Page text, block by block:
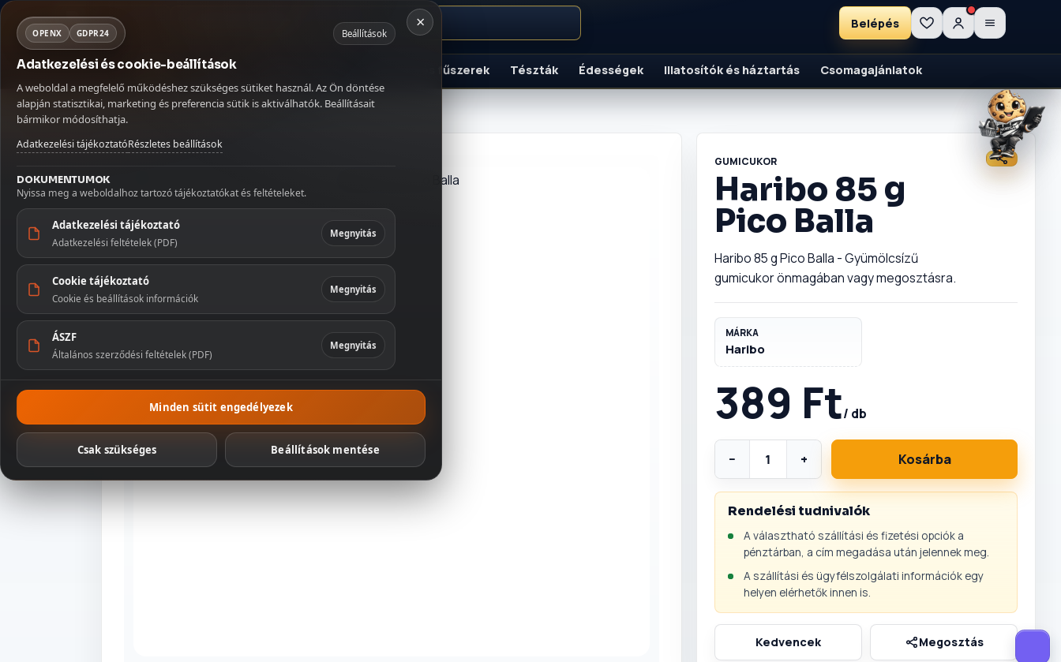
Belépés
Kávé Szörpök Szószok és fűszerek Tészták Édességek Illatosítók és háztartás Csomagajánlatok
NORSA CO BT
MENÜ
🏠 Kezdőlap
Kapcsolat
Kávé
Szószok és fűszerek
Tészták
Édességek
Illatosítók és
háztartás
Csomagajánlatok
Kezdőoldal/Édességek
GUMICUKOR
Haribo 85 g
Pico Balla
Haribo 85 g Pico Balla - Gyümölcsízű
gumicukor önmagában vagy megosztásra.
MÁRKA
Haribo
389 Ft/ db
− + Kosárba
Rendelési tudnivalók
A választható szállítási és fizetési opciók a
pénztárban, a cím megadása után jelennek meg.
A szállítási és ügyfélszolgálati információk egy
helyen elérhetők innen is.
Kosár ×
Betöltés...
×
OPENX GDPR24 Beállítások
Adatkezelési és cookie-beállítások
A weboldal a megfelelő működéshez szükséges sütiket használ. Az Ön döntése
alapján statisztikai, marketing és preferencia sütik is aktiválhatók. Beállításait
bármikor módosíthatja.
Adatkezelési tájékoztatóRészletes beállítások
DOKUMENTUMOK
Nyissa meg a weboldalhoz tartozó tájékoztatókat és feltételeket.
Adatkezelési tájékoztató
Adatkezelési feltételek (PDF)
Megnyitás
Cookie tájékoztató
Cookie és beállítások információk
Megnyitás
ÁSZF
Általános szerződési feltételek (PDF)
Megnyitás
Minden sütit engedélyezek
Csak szükséges Beállítások mentése